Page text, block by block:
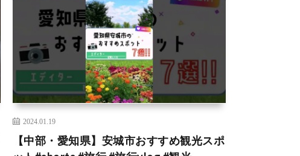
2024.01.19
【中部・愛知県】安城市おすすめ観光スポ